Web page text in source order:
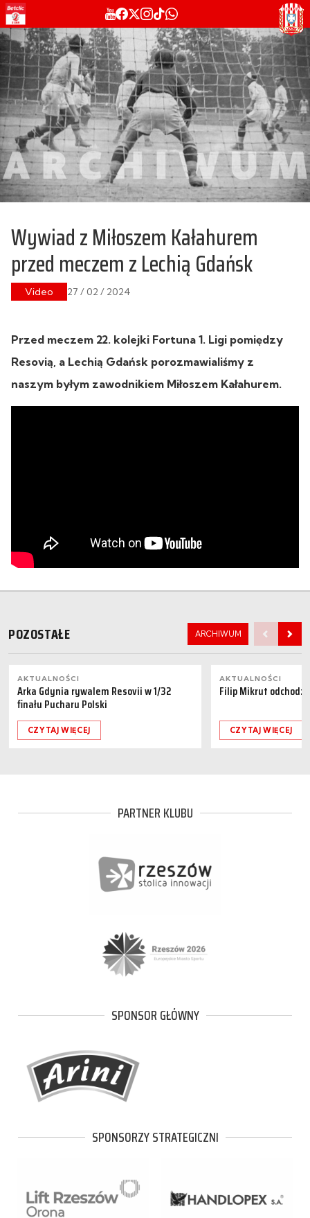
Wywiad z Miłoszem Kałahurem
przed meczem z Lechią Gdańsk
Video 27 / 02 / 2024
Przed meczem 22. kolejki Fortuna 1. Ligi pomiędzy
Resovią, a Lechią Gdańsk porozmawialiśmy z
naszym byłym zawodnikiem Miłoszem Kałahurem.
POZOSTAŁE ARCHIWUM
AKTUALNOŚCI
Arka Gdynia rywalem Resovii w 1/32
finału Pucharu Polski
CZYTAJ WIĘCEJ
AKTUALNOŚCI
Filip Mikrut
CZYTAJ WIĘCEJ
PARTNER KLUBU
SPONSOR GŁÓWNY
SPONSORZY STRATEGICZNI